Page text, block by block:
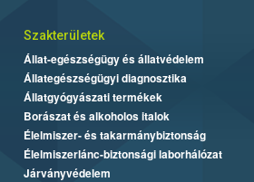
Szakterületek
Állat-egészségügy és állatvédelem
Állategészségügyi diagnosztika
Állatgyógyászati termékek
Borászat és alkoholos italok
Élelmiszer- és takarmánybiztonság
Élelmiszerlánc-biztonsági laborhálózat
Járványvédelem